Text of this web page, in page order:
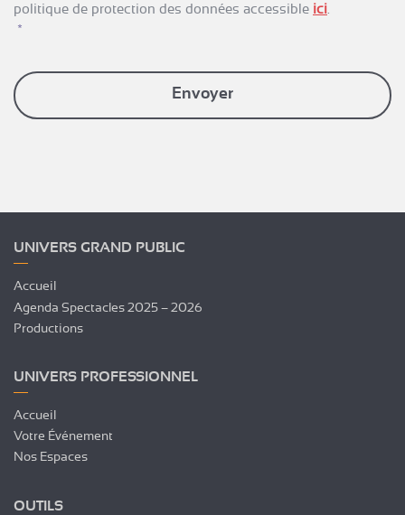
politique de protection des données accessible ici.
*
UNIVERS GRAND PUBLIC
Accueil
Agenda Spectacles 2025 – 2026
Productions
UNIVERS PROFESSIONNEL
Accueil
Votre Événement
Nos Espaces
OUTILS